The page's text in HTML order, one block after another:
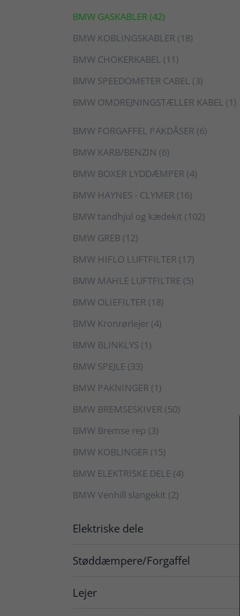
BMW GASKABLER (42)
BMW KOBLINGSKABLER (18)
BMW CHOKERKABEL (11)
BMW SPEEDOMETER CABEL (3)
BMW OMDREJNINGSTÆLLER KABEL (1)
BMW FORGAFFEL PAKDÅSER (6)
BMW KARB/BENZIN (6)
BMW BOXER LYDDÆMPER (4)
BMW HAYNES - CLYMER (16)
BMW tandhjul og kædekit (102)
BMW GREB (12)
BMW HIFLO LUFTFILTER (17)
BMW MAHLE LUFTFILTRE (5)
BMW OLIEFILTER (18)
BMW Kronrørlejer (4)
BMW BLINKLYS (1)
BMW SPEJLE (33)
BMW PAKNINGER (1)
BMW BREMSESKIVER (50)
BMW Bremse rep (3)
BMW KOBLINGER (15)
BMW ELEKTRISKE DELE (4)
BMW Venhill slangekit (2)
Elektriske dele
Støddæmpere/Forgaffel
Lejer